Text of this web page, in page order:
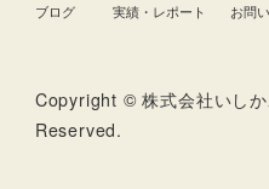
ブログ
実績・レポート お問
Copyright © 株式会社いし
Reserved.